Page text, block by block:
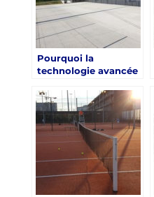
Pourquoi la
technologie avancée
courts de tennis
construits par
Service Tennis à
Mougins ?